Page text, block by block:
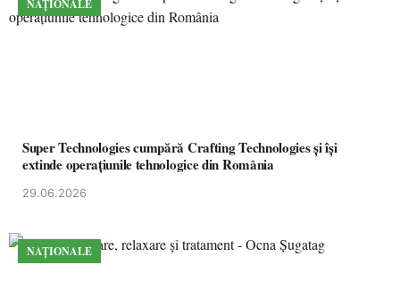
NAȚIONALE
Super Technologies cumpără Crafting Technologies și își
extinde operațiunile tehnologice din România
29.06.2026
NAȚIONALE